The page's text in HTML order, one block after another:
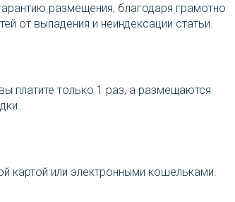
размещения, благодаря грамотно
от выпадения и неиндексации статьи.
платите только 1 раз, а размещаются
картой или электронными кошельками.